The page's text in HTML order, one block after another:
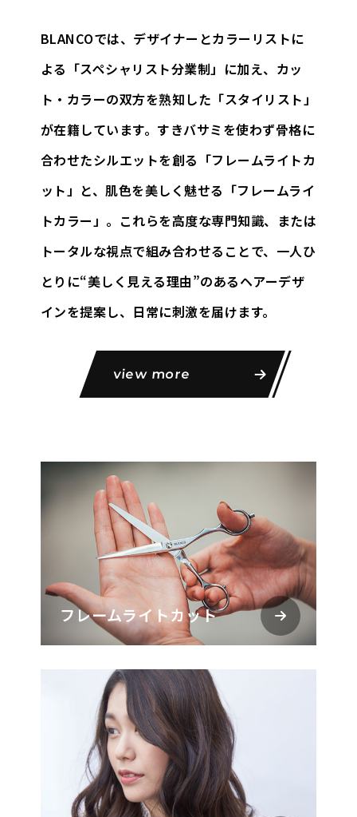
BLANCOでは、デザイナーとカラーリストに
よる「スペシャリスト分業制」に加え、 カッ
ト・カラーの双方を熟知した「スタイリスト」
が在籍しています。 すきバサミを使わず骨格に
合わせたシルエットを創る「フレームライトカ
ット」と、 肌色を美しく魅せる「フレームライ
トカラー」。これらを高度な専門知識、
または
トータルな視点で組み合わせることで、一人ひ
とりに“美しく見える理由”のあるヘアーデザ
インを提案し、日常に刺激を届けます。
view more
フレームライトカット